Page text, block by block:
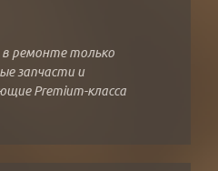
в ремонте только
запчасти и
Premium-класса